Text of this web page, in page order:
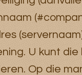
U kunt
Op die